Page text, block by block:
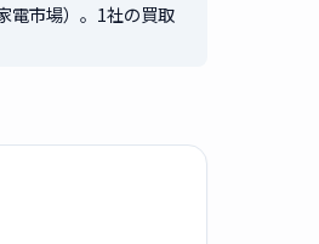
電市場）。1社の買取